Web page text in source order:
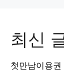
최신
첫만남이용